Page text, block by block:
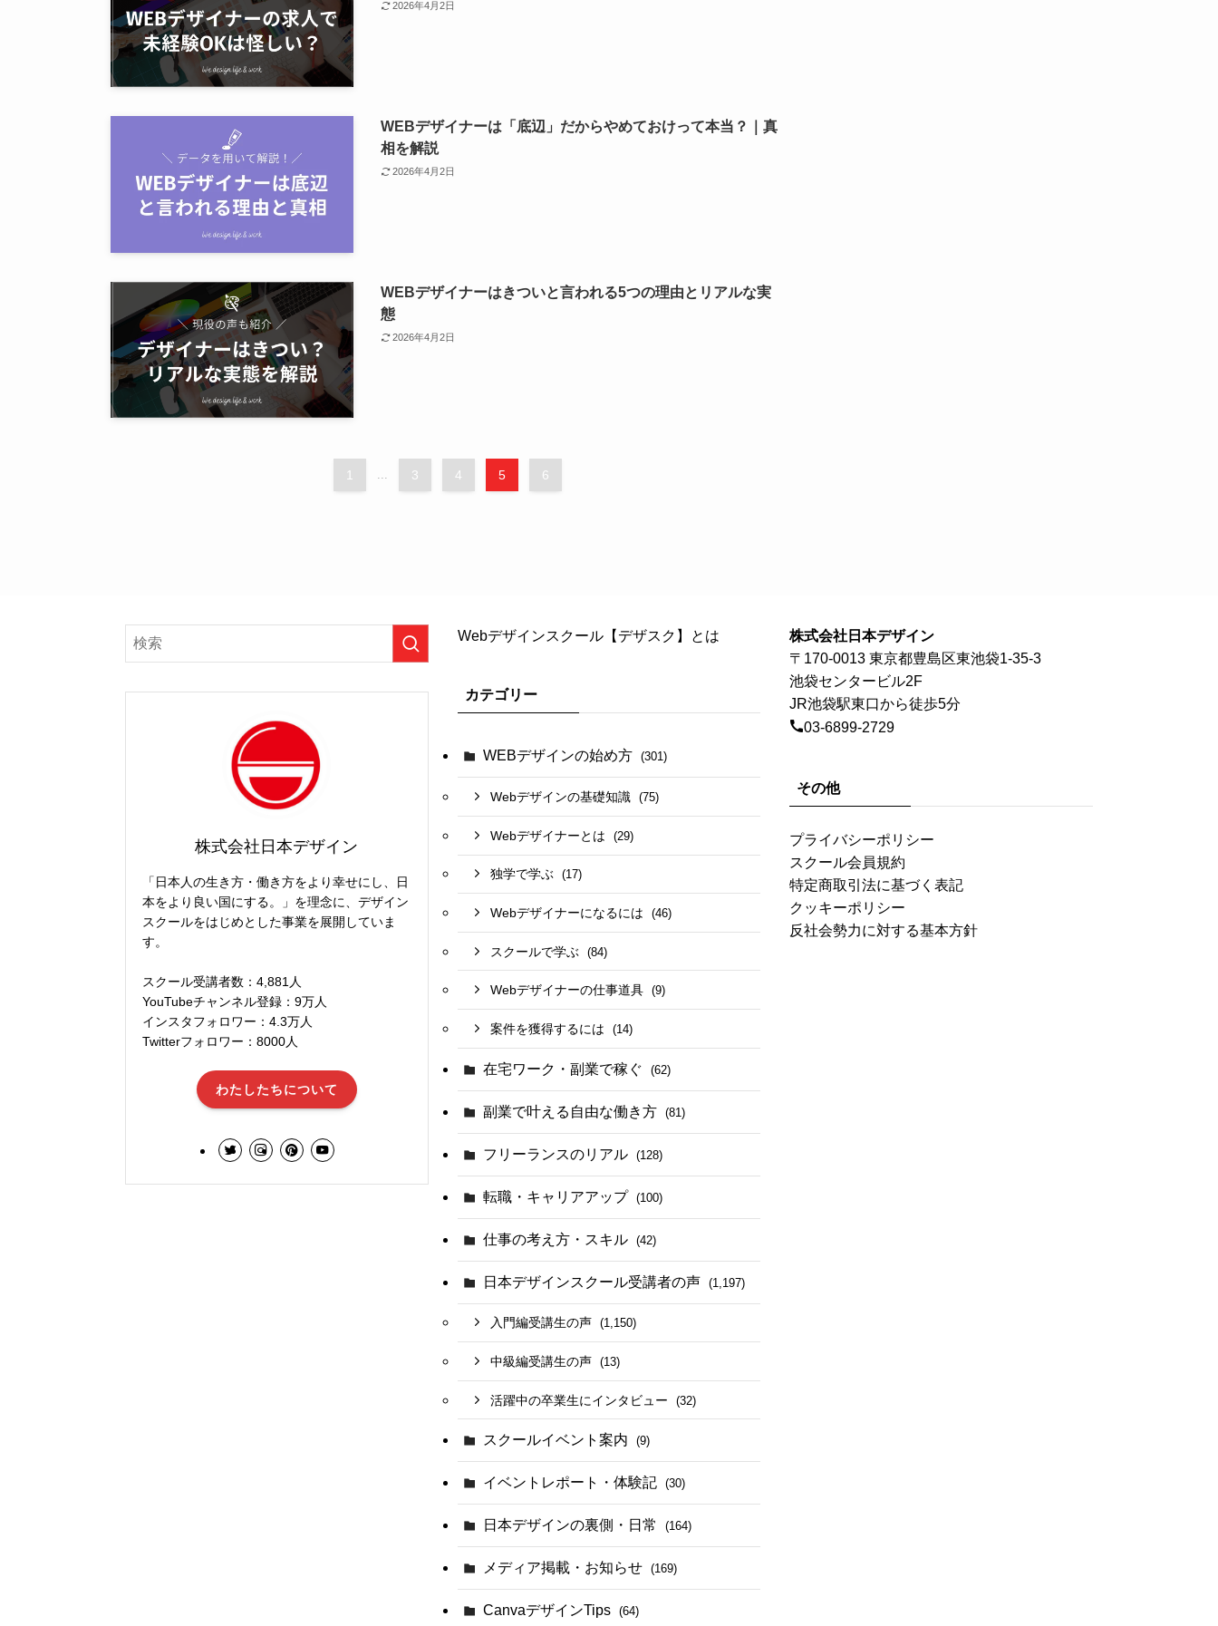
2026年4月2日
WEBデザイナーは「底辺」だからやめておけって本当？｜真
相を解説
2026年4月2日
WEBデザイナーはきついと言われる5つの理由とリアルな実
態
2026年4月2日
1 ... 3 4 5 6
株式会社日本デザイン
「日本人の生き方・働き方をより幸せにし、日
本をより良い国にする。」を理念に、デザイン
スクールをはじめとした事業を展開していま
す。
スクール受講者数：4,881人
YouTubeチャンネル登録：9万人
インスタフォロワー：4.3万人
Twitterフォロワー：8000人
わたしたちについて
Webデザインスクール【デザスク】とは
カテゴリー
WEBデザインの始め方 (301)
Webデザインの基礎知識 (75)
Webデザイナーとは (29)
独学で学ぶ (17)
Webデザイナーになるには (46)
スクールで学ぶ (84)
Webデザイナーの仕事道具 (9)
案件を獲得するには (14)
在宅ワーク・副業で稼ぐ (62)
副業で叶える自由な働き方 (81)
フリーランスのリアル (128)
転職・キャリアアップ (100)
仕事の考え方・スキル (42)
日本デザインスクール受講者の声 (1,197)
入門編受講生の声 (1,150)
中級編受講生の声 (13)
活躍中の卒業生にインタビュー (32)
スクールイベント案内 (9)
イベントレポート・体験記 (30)
日本デザインの裏側・日常 (164)
メディア掲載・お知らせ (169)
CanvaデザインTips (64)
株式会社日本デザイン
〒170-0013 東京都豊島区東池袋1-35-3
池袋センタービル2F
JR池袋駅東口から徒歩5分
03-6899-2729
その他
プライバシーポリシー
スクール会員規約
特定商取引法に基づく表記
クッキーポリシー
反社会勢力に対する基本方針